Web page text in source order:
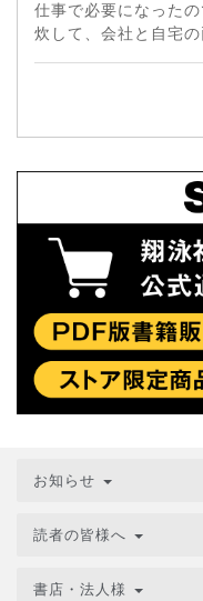
仕事で必要になった
炊して、会社と自宅の
お知らせ
読者の皆様へ
書店・法人様